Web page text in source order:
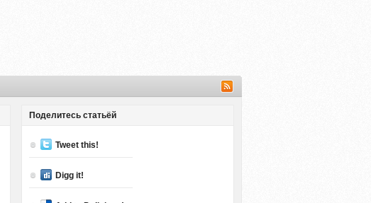
Поделитесь статьёй
Tweet this!
Digg it!